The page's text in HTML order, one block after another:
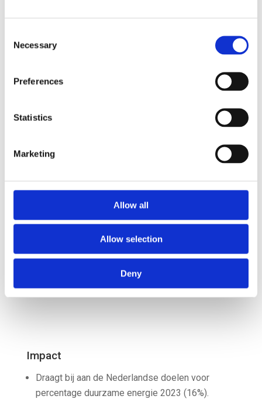
Selection
Necessary
Preferences
Statistics
Marketing
Allow all
Allow selection
Deny
water beschikbaar. Bijmengen in irrigatiewater is
moeilijkheid daarbij is dat de fabriek waar de
ligt. Hoe komt het water met de nutriënten bij de
Eerste gebruikers vinden. Eerste gebruikers zijn
nodig om de processen op gang te kunnen
Hoe kunnen we bij een steeds wisselend
aanbod van grondstoffen toch steeds een op
alle aspecten uniform eindproduct maken?
Impact
Draagt bij aan de Nederlandse doelen voor
percentage duurzame energie 2023 (16%).